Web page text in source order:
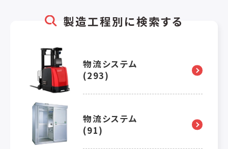
製造工程別に検索する
物流システム
(293)
物流システム
(91)